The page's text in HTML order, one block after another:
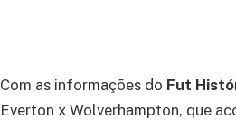
Com as informações do Fut
Everton x Wolverhampton, que